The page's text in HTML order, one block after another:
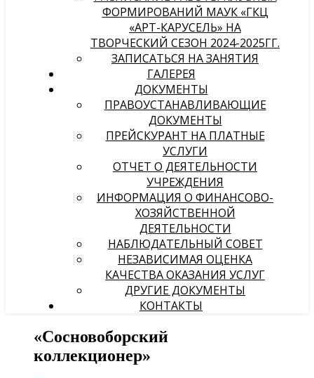
ФОРМИРОВАНИЙ МАУК «ГКЦ
«АРТ-КАРУСЕЛЬ» НА
ТВОРЧЕСКИЙ СЕЗОН 2024-2025ГГ.
ЗАПИСАТЬСЯ НА ЗАНЯТИЯ
ГАЛЕРЕЯ
ДОКУМЕНТЫ
ПРАВОУСТАНАВЛИВАЮЩИЕ
ДОКУМЕНТЫ
ПРЕЙСКУРАНТ НА ПЛАТНЫЕ
УСЛУГИ
ОТЧЕТ О ДЕЯТЕЛЬНОСТИ
УЧРЕЖДЕНИЯ
ИНФОРМАЦИЯ О ФИНАНСОВО-
ХОЗЯЙСТВЕННОЙ
ДЕЯТЕЛЬНОСТИ
НАБЛЮДАТЕЛЬНЫЙ СОВЕТ
НЕЗАВИСИМАЯ ОЦЕНКА
КАЧЕСТВА ОКАЗАНИЯ УСЛУГ
ДРУГИЕ ДОКУМЕНТЫ
КОНТАКТЫ
«Сосновоборский
коллекционер»